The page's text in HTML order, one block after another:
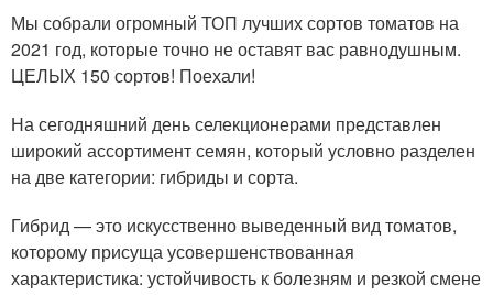
Мы собрали огромный ТОП лучших сортов томатов на
2021 год, которые точно не оставят вас равнодушным.
ЦЕЛЫХ 150 сортов! Поехали!
На сегодняшний день селекционерами представлен
широкий ассортимент семян, который условно разделен
на две категории: гибриды и сорта.
Гибрид — это искусственно выведенный вид томатов,
которому присуща усовершенствованная
характеристика: устойчивость к болезням и резкой смене